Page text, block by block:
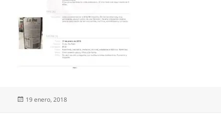
Publicado
19 enero, 2018